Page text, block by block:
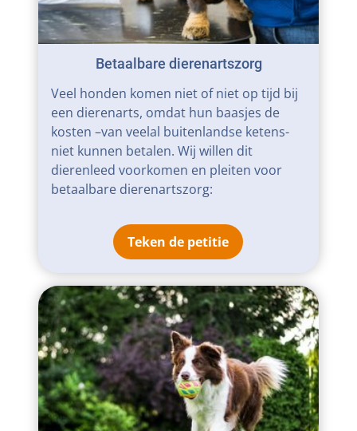
Betaalbare dierenartszorg
Veel honden komen niet of niet op tijd bij
een dierenarts, omdat hun baasjes de
kosten –van veelal buitenlandse ketens-
niet kunnen betalen. Wij willen dit
dierenleed voorkomen en pleiten voor
betaalbare dierenartszorg:
Teken de petitie